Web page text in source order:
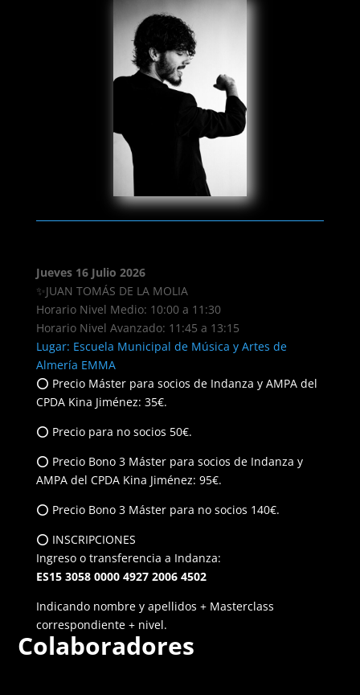
Jueves 16 Julio 2026
✨JUAN TOMÁS DE LA MOLIA
Horario Nivel Medio: 10:00 a 11:30
Horario Nivel Avanzado: 11:45 a 13:15
Lugar: Escuela Municipal de Música y Artes de
Almería EMMA
⭕ Precio Máster para socios de Indanza y AMPA del
CPDA Kina Jiménez: 35€.
⭕ Precio para no socios 50€.
⭕ Precio Bono 3 Máster para socios de Indanza y
AMPA del CPDA Kina Jiménez: 95€.
⭕ Precio Bono 3 Máster para no socios 140€.
⭕ INSCRIPCIONES
Ingreso o transferencia a Indanza:
ES15 3058 0000 4927 2006 4502
Indicando nombre y apellidos + Masterclass
correspondiente + nivel.
Colaboradores